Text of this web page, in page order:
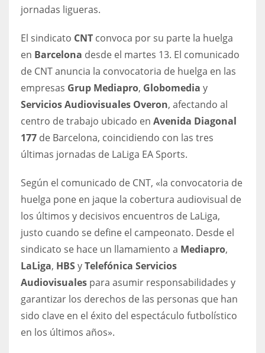
PIT
20
NE
16
OAK
NYG
24
MIA
17
DAL
22
jornadas ligueras.
El sindicato CNT convoca por su parte la huelga
en Barcelona desde el martes 13. El comunicado
de CNT anuncia la convocatoria de huelga en las
empresas Grup Mediapro, Globomedia y
Servicios Audiovisuales Overon, afectando al
centro de trabajo ubicado en Avenida Diagonal
177 de Barcelona, coincidiendo con las tres
últimas jornadas de LaLiga EA Sports.
Según el comunicado de CNT, «la convocatoria de
huelga pone en jaque la cobertura audiovisual de
los últimos y decisivos encuentros de LaLiga,
justo cuando se define el campeonato. Desde el
sindicato se hace un llamamiento a Mediapro,
LaLiga, HBSyTelefónica Servicios
Audiovisuales para asumir responsabilidades y
garantizar los derechos de las personas que han
sido clave en el éxito del espectáculo futbolístico
en los últimos años».